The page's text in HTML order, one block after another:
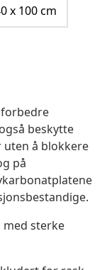
x 100 cm
beskytte
å blokkere
på
sterke